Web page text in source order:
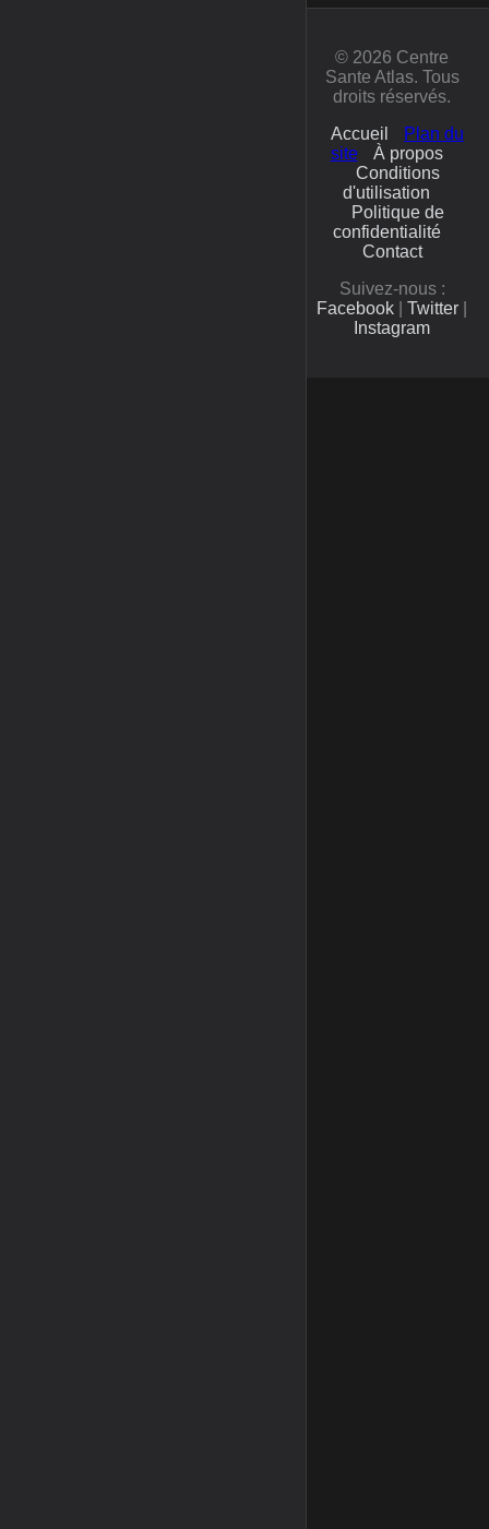
© 2026 Centre
Sante Atlas. Tous
droits réservés.
Accueil
Plan du
site
À propos
Conditions
d'utilisation
Politique de
confidentialité
Contact
Suivez-nous :
Facebook
Twitter
Instagram